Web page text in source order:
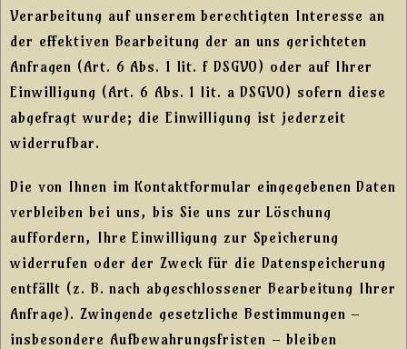
Verarbeitung auf unserem berechtigten Interesse an
der effektiven Bearbeitung der an uns gerichteten
Anfragen (Art. 6 Abs. 1 lit. f DSGVO) oder auf Ihrer
Einwilligung (Art. 6 Abs. 1 lit. a DSGVO) sofern diese
abgefragt wurde; die Einwilligung ist jederzeit
widerrufbar.
Die von Ihnen im Kontaktformular eingegebenen Daten
verbleiben bei uns, bis Sie uns zur Löschung
auffordern, Ihre Einwilligung zur Speicherung
widerrufen oder der Zweck für die Datenspeicherung
entfällt (z. B. nach abgeschlossener Bearbeitung Ihrer
Anfrage). Zwingende gesetzliche Bestimmungen –
insbesondere Aufbewahrungsfristen – bleiben